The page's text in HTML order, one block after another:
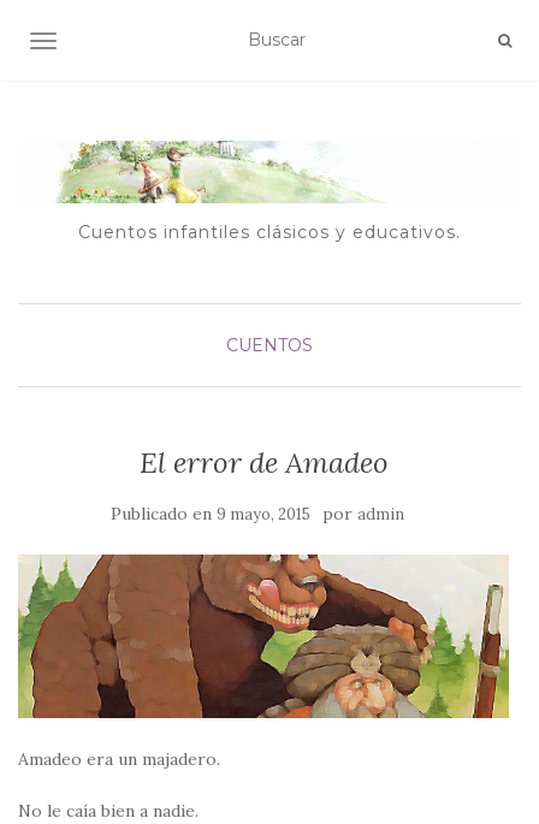
ALTERNAR NAVEGACIÓN
Cuentos infantiles clásicos y educativos.
CUENTOS
El error de Amadeo
Publicado en 9 mayo, 2015 por admin
Amadeo era un majadero.
No le caía bien a nadie.